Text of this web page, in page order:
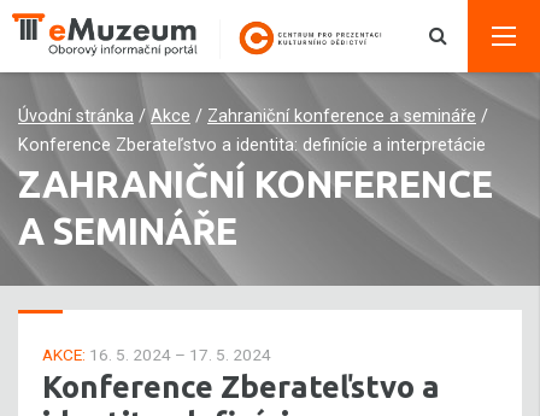
Úvodní stránka / Akce / Zahraniční konference a semináře /
Konference Zberateľstvo a identita: definície a interpretácie
ZAHRANIČNÍ KONFERENCE
A SEMINÁŘE
AKCE: 16. 5. 2024 – 17. 5. 2024
Konference Zberateľstvo a